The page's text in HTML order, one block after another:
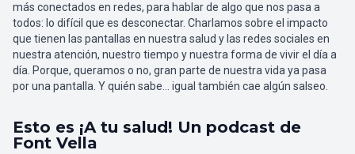
más conectados en redes, para hablar de algo que nos pasa a
todos: lo difícil que es desconectar. Charlamos sobre el impacto
que tienen las pantallas en nuestra salud y las redes sociales en
nuestra atención, nuestro tiempo y nuestra forma de vivir el día a
día. Porque, queramos o no, gran parte de nuestra vida ya pasa
por una pantalla. Y quién sabe… igual también cae algún salseo.
Esto es ¡A tu salud! Un podcast de
Font Vella